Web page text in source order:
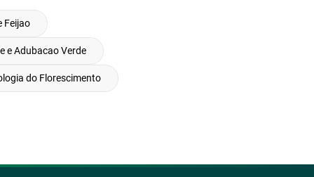
Feijao
e Adubacao Verde
do Florescimento